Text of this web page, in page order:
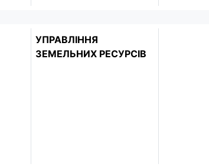
УПРАВЛІННЯ
ЗЕМЕЛЬНИХ РЕСУРСІВ